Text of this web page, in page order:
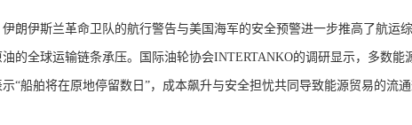
伊斯兰革命卫队的航行警告与美国海军的安全预警进一步推高了航运
油的全球运输链条承压。国际油轮协会INTERTANKO的调研显示，多数
“船舶将在原地停留数日”，成本飙升与安全担忧共同导致能源贸易的流通